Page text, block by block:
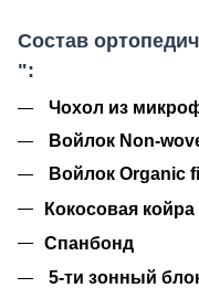
Состав
":
Чохол из
Войлок Non-
Войлок Organic
Кокосовая
Спанбонд
5-ти зонный